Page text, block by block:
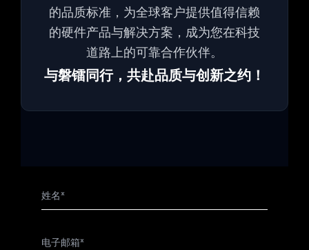
的品质标准，为全球客户提供值得信赖
的硬件产品与解决方案，成为您在科技
道路上的可靠合作伙伴。
与磐镭同行，共赴品质与创新之约！